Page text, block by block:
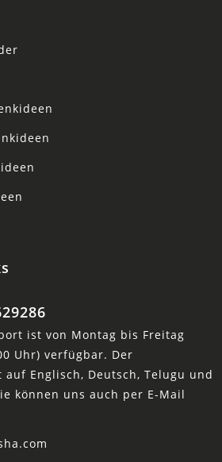
ist von Montag bis Freitag
Uhr) verfügbar. Der
Englisch, Deutsch, Telugu und
können uns auch per E-Mail